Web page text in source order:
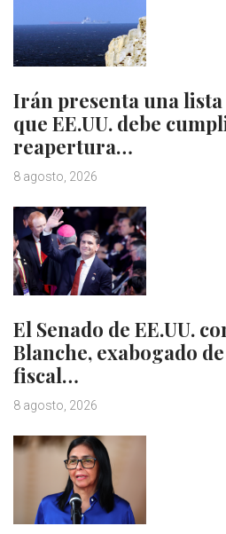
Irán presenta una
que EE.UU. debe
reapertura…
8 agosto, 2026
El Senado de EE.UU.
Blanche, exabogado
fiscal…
8 agosto, 2026